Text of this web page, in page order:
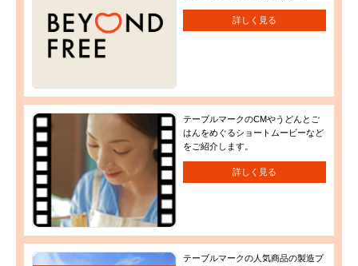
詳しく見る
テーブルマークのCMやうどんとご
はんをめぐるショートムービーなど
をご紹介します。
詳しく見る
テーブルマークの人気商品の製造プ